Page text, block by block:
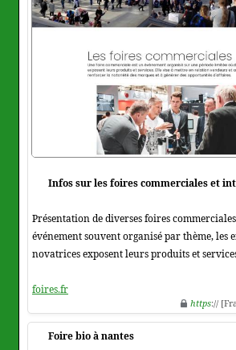
Infos sur les foires commerciales et
Présentation de diverses foires
événement souvent organisé par thème, les
novatrices exposent leurs produits et
foires.fr
https://
Foire bio à nantes